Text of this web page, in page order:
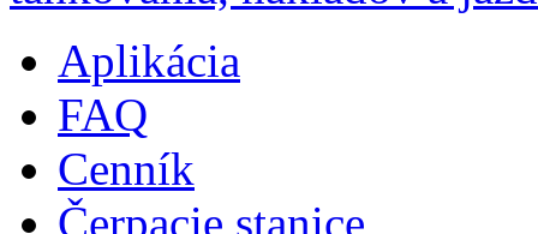
Aplikácia
FAQ
Cenník
Čerpacie stanice